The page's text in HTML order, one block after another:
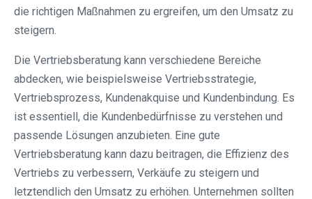
die richtigen Maßnahmen zu ergreifen, um den Umsatz zu
steigern.
Die Vertriebsberatung kann verschiedene Bereiche
abdecken, wie beispielsweise Vertriebsstrategie,
Vertriebsprozess, Kundenakquise und Kundenbindung. Es
ist essentiell, die Kundenbedürfnisse zu verstehen und
passende Lösungen anzubieten. Eine gute
Vertriebsberatung kann dazu beitragen, die Effizienz des
Vertriebs zu verbessern, Verkäufe zu steigern und
letztendlich den Umsatz zu erhöhen. Unternehmen sollten